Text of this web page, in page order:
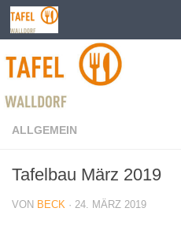
Zum Inhalt springen
ALLGEMEIN
Tafelbau März 2019
VON BECK · 24. MÄRZ 2019